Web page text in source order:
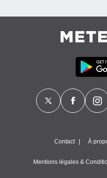
Contact À
Mentions légales &